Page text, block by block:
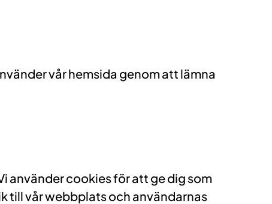
vår hemsida genom att lämna
använder cookies för att ge dig som
till vår webbplats och användarnas